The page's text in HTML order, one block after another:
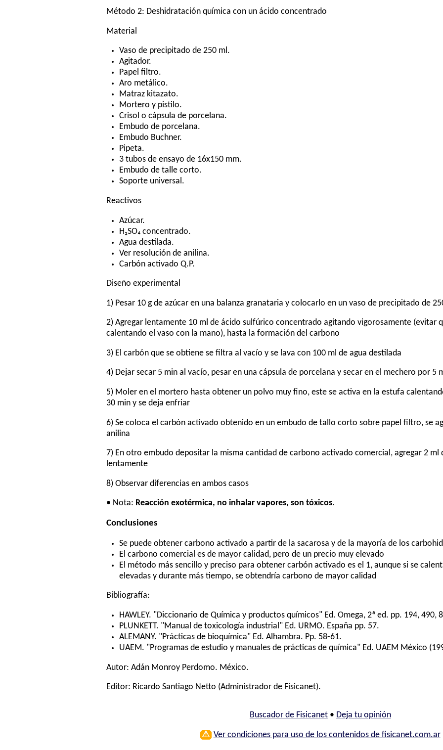
Método 2: Deshidratación química con un ácido concentrado
Material
Vaso de precipitado de 250 ml.
Agitador.
Papel filtro.
Aro metálico.
Matraz kitazato.
Mortero y pistilo.
Crisol o cápsula de porcelana.
Embudo de porcelana.
Embudo Buchner.
Pipeta.
3 tubos de ensayo de 16x150 mm.
Embudo de talle corto.
Soporte universal.
Reactivos
Azúcar.
H₂SO₄ concentrado.
Agua destilada.
Ver resolución de anilina.
Carbón activado Q.P.
Diseño experimental
1) Pesar 10 g de azúcar en una balanza granataria y colocarlo en un vaso de precipitado de
2) Agregar lentamente 10 ml de ácido sulfúrico concentrado agitando vigorosamente (evitar
calentando el vaso con la mano), hasta la formación del carbono
3) El carbón que se obtiene se filtra al vacío y se lava con 100 ml de agua destilada
4) Dejar secar 5 min al vacío, pesar en una cápsula de porcelana y secar en el mechero por 5
5) Moler en el mortero hasta obtener un polvo muy fino, este se activa en la estufa
30 min y se deja enfriar
6) Se coloca el carbón activado obtenido en un embudo de tallo corto sobre papel filtro, se
anilina
7) En otro embudo depositar la misma cantidad de carbono activado comercial, agregar 2 ml
lentamente
8) Observar diferencias en ambos casos
• Nota: Reacción exotérmica, no inhalar vapores, son tóxicos.
Conclusiones
Se puede obtener carbono activado a partir de la sacarosa y de la mayoría de los
El carbono comercial es de mayor calidad, pero de un precio muy elevado
El método más sencillo y preciso para obtener carbón activado es el 1, aunque si se
elevadas y durante más tiempo, se obtendría carbono de mayor calidad
Bibliografía:
HAWLEY. "Diccionario de Química y productos químicos" Ed. Omega, 2ª ed. pp. 194, 490,
PLUNKETT. "Manual de toxicología industrial" Ed. URMO. España pp. 57.
ALEMANY. "Prácticas de bioquímica" Ed. Alhambra. Pp. 58-61.
UAEM. "Programas de estudio y manuales de prácticas de química" Ed. UAEM México
Autor:Adán Monroy Perdomo. México.
Editor: Ricardo Santiago Netto (Administrador de Fisicanet).
Buscador de Fisicanet• Deja tu opinión
⚠ Ver condiciones para uso de los contenidos de fisicanet.com.ar